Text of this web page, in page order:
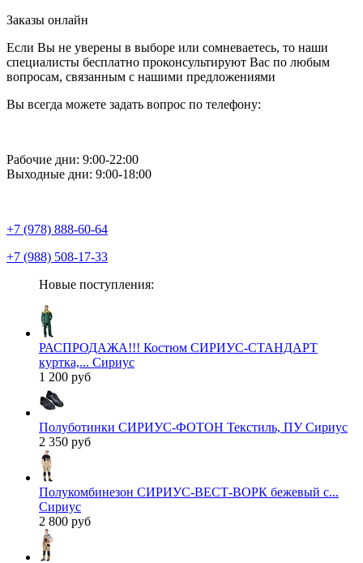
Заказы онлайн
Если Вы не уверены в выборе или сомневаетесь, то наши
специалисты бесплатно проконсультируют Вас по любым
вопросам, связанным с нашими предложениями
Вы всегда можете задать вопрос по телефону:
Рабочие дни: 9:00-22:00
Выходные дни: 9:00-18:00
+7 (978) 888-60-64
+7 (988) 508-17-33
Новые поступления:
РАСПРОДАЖА!!! Костюм СИРИУС-СТАНДАРТ
куртка,... Сириус
1 200 руб
Полуботинки СИРИУС-ФОТОН Текстиль, ПУ Сириус
2 350 руб
Полукомбинезон СИРИУС-ВЕСТ-ВОРК бежевый с...
Сириус
2 800 руб